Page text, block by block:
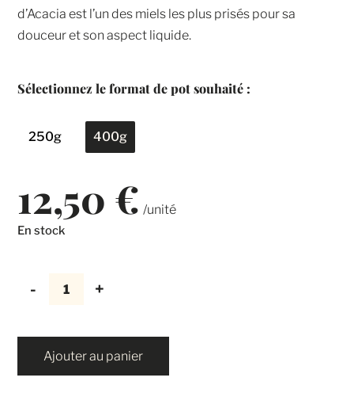
d’Acacia est l’un des miels les plus prisés pour sa
douceur et son aspect liquide.
250g 400g
12,50 €
En stock
quantité
d'acacia
Ajouter au panier